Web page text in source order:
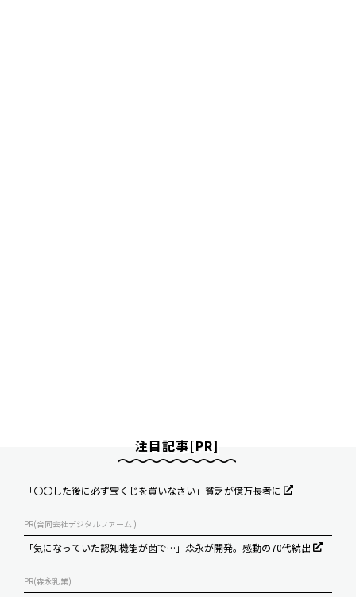
注目記事[PR]
「〇〇した後に必ず宝くじを買いなさい」貧乏が億万長者に
PR(合同会社デジタルファーム )
「気になっていた認知機能が菌で…」森永が開発。感動の70代続出
PR(森永乳業)